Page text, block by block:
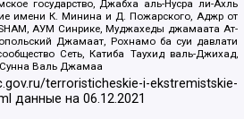
государство, Джабха аль-Нусра ли-Ахль
имени К. Минина и Д. Пожарского, Аджр от
АУМ Синрике, Муджахеды джамаата Ат-
Джамаат, Рохнамо ба суи давлати
Сеть, Катиба Таухид валь-Джихад,
Валь Джамаа
terroristicheskie-i-ekstremistskie-
данные на06.12.2021